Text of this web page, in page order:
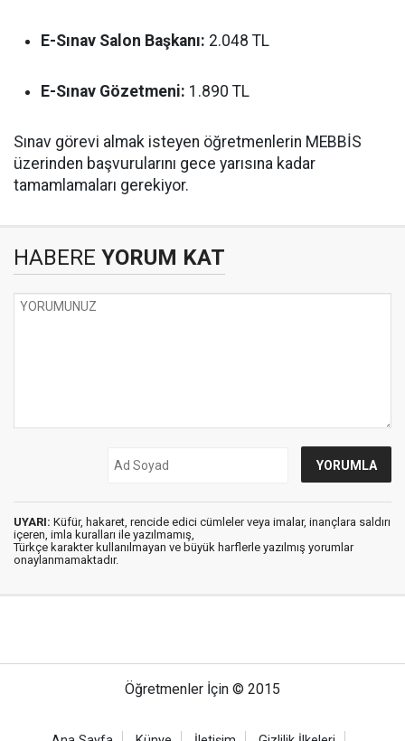
E-Sınav Salon Başkanı: 2.048 TL
E-Sınav Gözetmeni: 1.890 TL
Sınav görevi almak isteyen öğretmenlerin MEBBİS
üzerinden başvurularını gece yarısına kadar
tamamlamaları gerekiyor.
HABERE YORUM KAT
UYARI: Küfür, hakaret, rencide edici cümleler veya imalar, inançlara saldırı
içeren, imla kuralları ile yazılmamış,
Türkçe karakter kullanılmayan ve büyük harflerle yazılmış yorumlar
onaylanmamaktadır.
Öğretmenler İçin © 2015